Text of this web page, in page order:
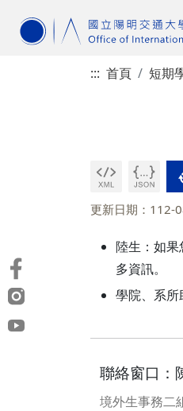
::: 首頁 短期
更新日期：112-
陸生：如果
多資訊。
學院、系所
聯絡窗口：
境外生事務二